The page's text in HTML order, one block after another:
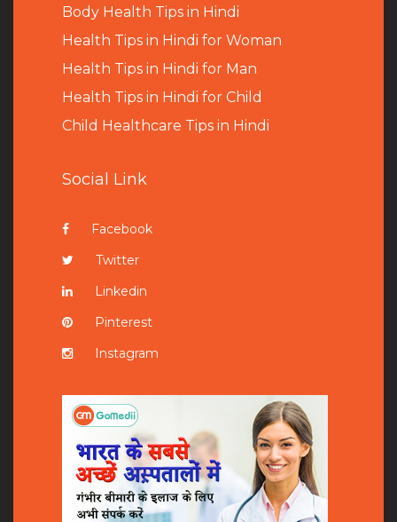
Body Health Tips in Hindi
Health Tips in Hindi for Woman
Health Tips in Hindi for Man
Health Tips in Hindi for Child
Child Healthcare Tips in Hindi
Social Link
Facebook
Twitter
Linkedin
Pinterest
Instagram